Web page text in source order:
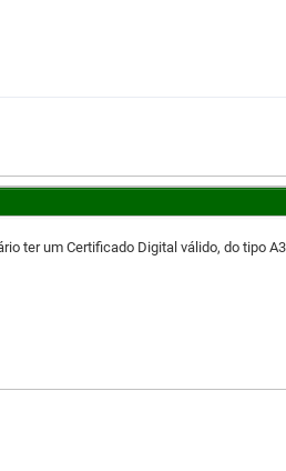
ter um Certificado Digital válido, do tipo